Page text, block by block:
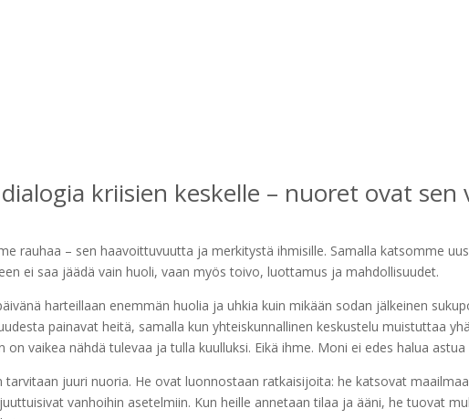
kriisien keskelle – nuoret ovat sen
rauhaa – sen haavoittuvuutta ja merkitystä ihmisille. Samalla katsomme
ei saa jäädä vain huoli, vaan myös toivo, luottamus ja mahdollisuudet.
harteillaan enemmän huolia ja uhkia kuin mikään sodan jälkeinen
painavat heitä, samalla kun yhteiskunnallinen keskustelu muistuttaa
on vaikea nähdä tulevaa ja tulla kuulluksi. Eikä ihme. Moni ei edes halua
tarvitaan juuri nuoria. He ovat luonnostaan ratkaisijoita: he katsovat
vanhoihin asetelmiin. Kun heille annetaan tilaa ja ääni, he tuovat